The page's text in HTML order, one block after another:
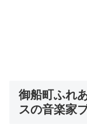
御船町ふれ
スの音楽家